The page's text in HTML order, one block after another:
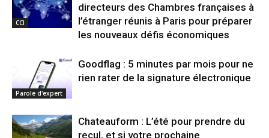
CCI
directeurs des Chambres françaises à
l’étranger réunis à Paris pour préparer
les nouveaux défis économiques
Parole d'expert
Goodflag : 5 minutes par mois pour ne
rien rater de la signature électronique
Chateauform : L’été pour prendre du
recul, et si votre prochaine